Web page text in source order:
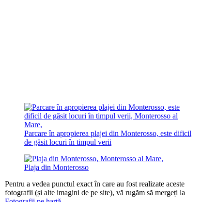
Parcare în apropierea plajei din Monterosso, este dificil
de găsit locuri în timpul verii
Plaja din Monterosso
Pentru a vedea punctul exact în care au fost realizate aceste
fotografii (și alte imagini de pe site), vă rugăm să mergeți la